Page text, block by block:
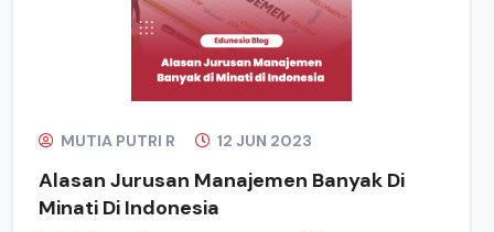
MUTIA PUTRI R 12 JUN 2023
Alasan Jurusan Manajemen Banyak Di
Minati Di Indonesia